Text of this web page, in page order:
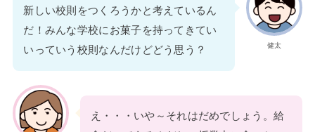
健太
新しい校則をつくろうかと考えているん
だ！みんな学校にお菓子を持ってきてい
いっていう校則なんだけどどう思う？
え・・・いや～それはだめでしょう。給